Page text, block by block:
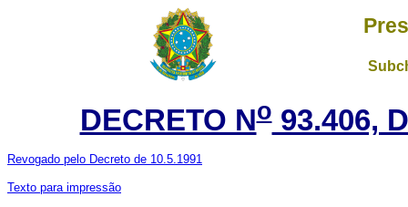
DECRETO No93.406,
Revogado pelo Decreto de 10.5.1991
Texto para impressão